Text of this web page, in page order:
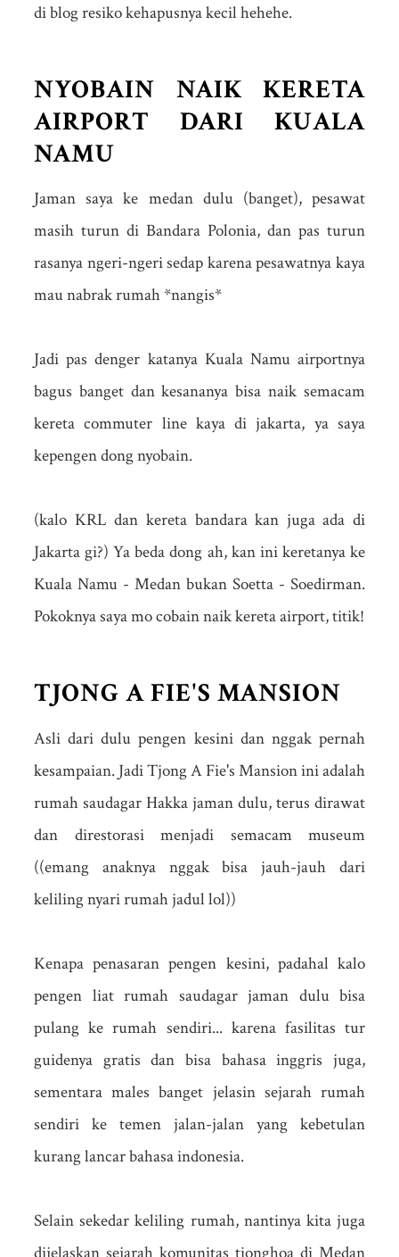
di blog resiko kehapusnya kecil hehehe.
NYOBAIN NAIK KERETA
AIRPORT DARI KUALA
NAMU
Jaman saya ke medan dulu (banget), pesawat
masih turun di Bandara Polonia, dan pas turun
rasanya ngeri-ngeri sedap karena pesawatnya kaya
mau nabrak rumah *nangis*
Jadi pas denger katanya Kuala Namu airportnya
bagus banget dan kesananya bisa naik semacam
kereta commuter line kaya di jakarta, ya saya
kepengen dong nyobain.
(kalo KRL dan kereta bandara kan juga ada di
Jakarta gi?) Ya beda dong ah, kan ini keretanya ke
Kuala Namu - Medan bukan Soetta - Soedirman.
Pokoknya saya mo cobain naik kereta airport, titik!
TJONG A FIE'S MANSION
Asli dari dulu pengen kesini dan nggak pernah
kesampaian. Jadi Tjong A Fie's Mansion ini adalah
rumah saudagar Hakka jaman dulu, terus dirawat
dan direstorasi menjadi semacam museum
((emang anaknya nggak bisa jauh-jauh dari
keliling nyari rumah jadul lol))
Kenapa penasaran pengen kesini, padahal kalo
pengen liat rumah saudagar jaman dulu bisa
pulang ke rumah sendiri... karena fasilitas tur
guidenya gratis dan bisa bahasa inggris juga,
sementara males banget jelasin sejarah rumah
sendiri ke temen jalan-jalan yang kebetulan
kurang lancar bahasa indonesia.
Selain sekedar keliling rumah, nantinya kita juga